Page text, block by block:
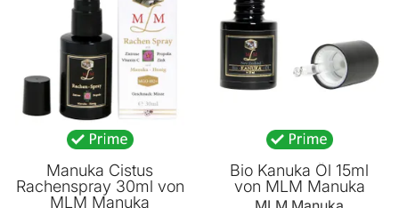
Manuka Cistus
Rachenspray 30ml von
MLM Manuka
Bio Kanuka Öl 15ml
von MLM Manuka